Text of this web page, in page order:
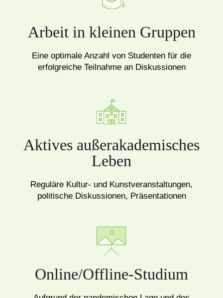
Arbeit in kleinen Gruppen
Eine optimale Anzahl von Studenten für die
erfolgreiche Teilnahme an Diskussionen
Aktives außerakademisches
Leben
Reguläre Kultur- und Kunstveranstaltungen,
politische Diskussionen, Präsentationen
Online/Offline-Studium